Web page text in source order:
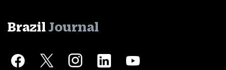
Brazil Journal